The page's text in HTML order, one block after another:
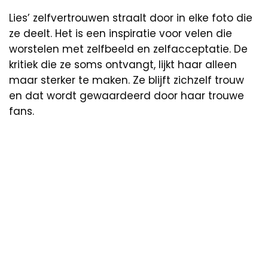
Lies’ zelfvertrouwen straalt door in elke foto die
ze deelt. Het is een inspiratie voor velen die
worstelen met zelfbeeld en zelfacceptatie. De
kritiek die ze soms ontvangt, lijkt haar alleen
maar sterker te maken. Ze blijft zichzelf trouw
en dat wordt gewaardeerd door haar trouwe
fans.